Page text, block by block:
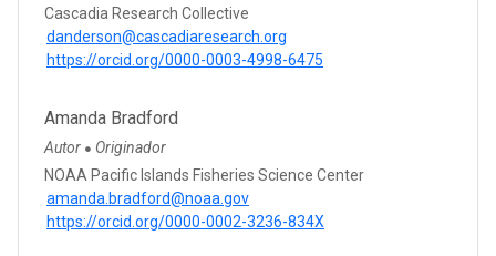
Cascadia Research Collective
danderson@cascadiaresearch.org
https://orcid.org/0000-0003-4998-6475
Amanda Bradford
Autor ● Originador
NOAA Pacific Islands Fisheries Science Center
amanda.bradford@noaa.gov
https://orcid.org/0000-0002-3236-834X